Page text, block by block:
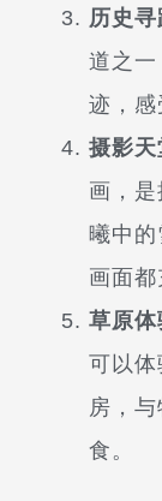
历史寻
道之
迹，感
摄影天
画，
曦中
画面都
草原体
可以
房，
食。